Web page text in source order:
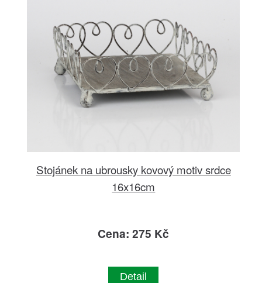
Stojánek na ubrousky kovový motiv srdce
16x16cm
Cena: 275 Kč
Detail